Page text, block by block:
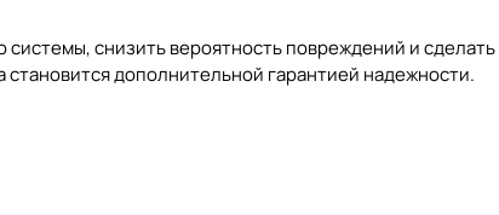
снизить вероятность повреждений и сделать
дополнительной гарантией надежности.